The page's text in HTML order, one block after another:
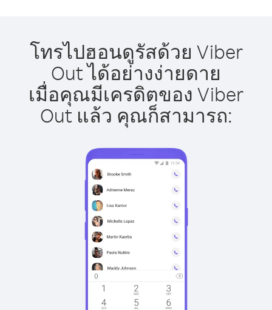
โทรไปฮอนดูรัสด้วย Viber
Out ได้อย่างง่ายดาย
เมื่อคุณมีเครดิตของ Viber
Out แล้ว คุณก็สามารถ: